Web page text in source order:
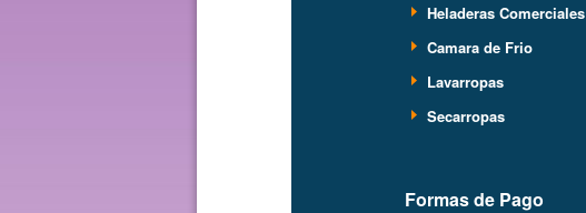
Heladeras Comerciales
Camara de Frio
Lavarropas
Secarropas
Formas de Pago